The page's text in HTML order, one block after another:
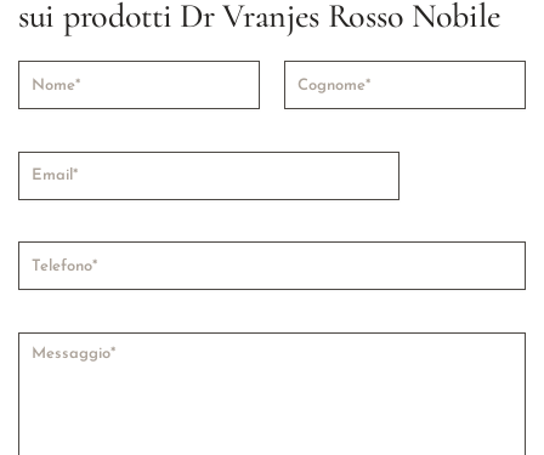
sui prodotti Dr Vranjes Rosso Nobile